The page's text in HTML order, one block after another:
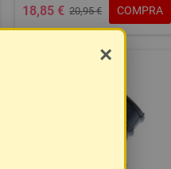
18,85 € 20,95 € COMPRA
×